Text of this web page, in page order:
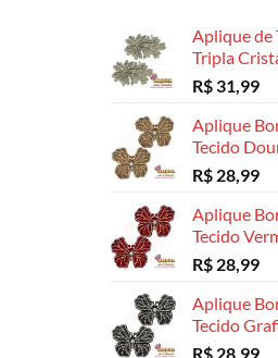
Aplique de
Tripla
R$ 31,99
Aplique
Tecido
R$ 28,99
Aplique
Tecido
R$ 28,99
Aplique
Tecido
R$ 28,99